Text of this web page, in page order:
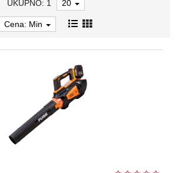
UKUPNO: 1 20
Cena: Min